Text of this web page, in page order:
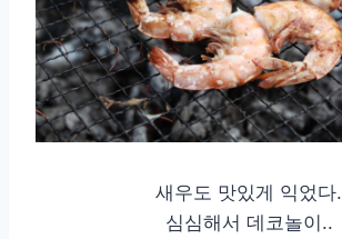
새우도 맛있게 익었다.
심심해서 데코놀이..